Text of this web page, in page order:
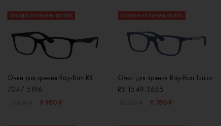
СКИДКИ НА ЛИНЗЫ ДО 30%
Очки для зрения Ray-Ban RX
7047 5196
9 980 ₽
СКИДКИ НА ЛИНЗЫ ДО 30%
Очки для зрения Ray-Ban Junior
RY 1549 3655
8 780 ₽